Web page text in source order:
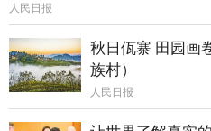
人民日报
秋日佤寨 田园画
族村）
人民日报